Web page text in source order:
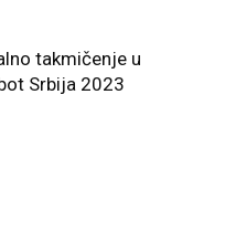
takmičenje u
Srbija 2023